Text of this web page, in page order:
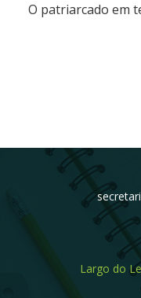
O patriarcado em
Largo do